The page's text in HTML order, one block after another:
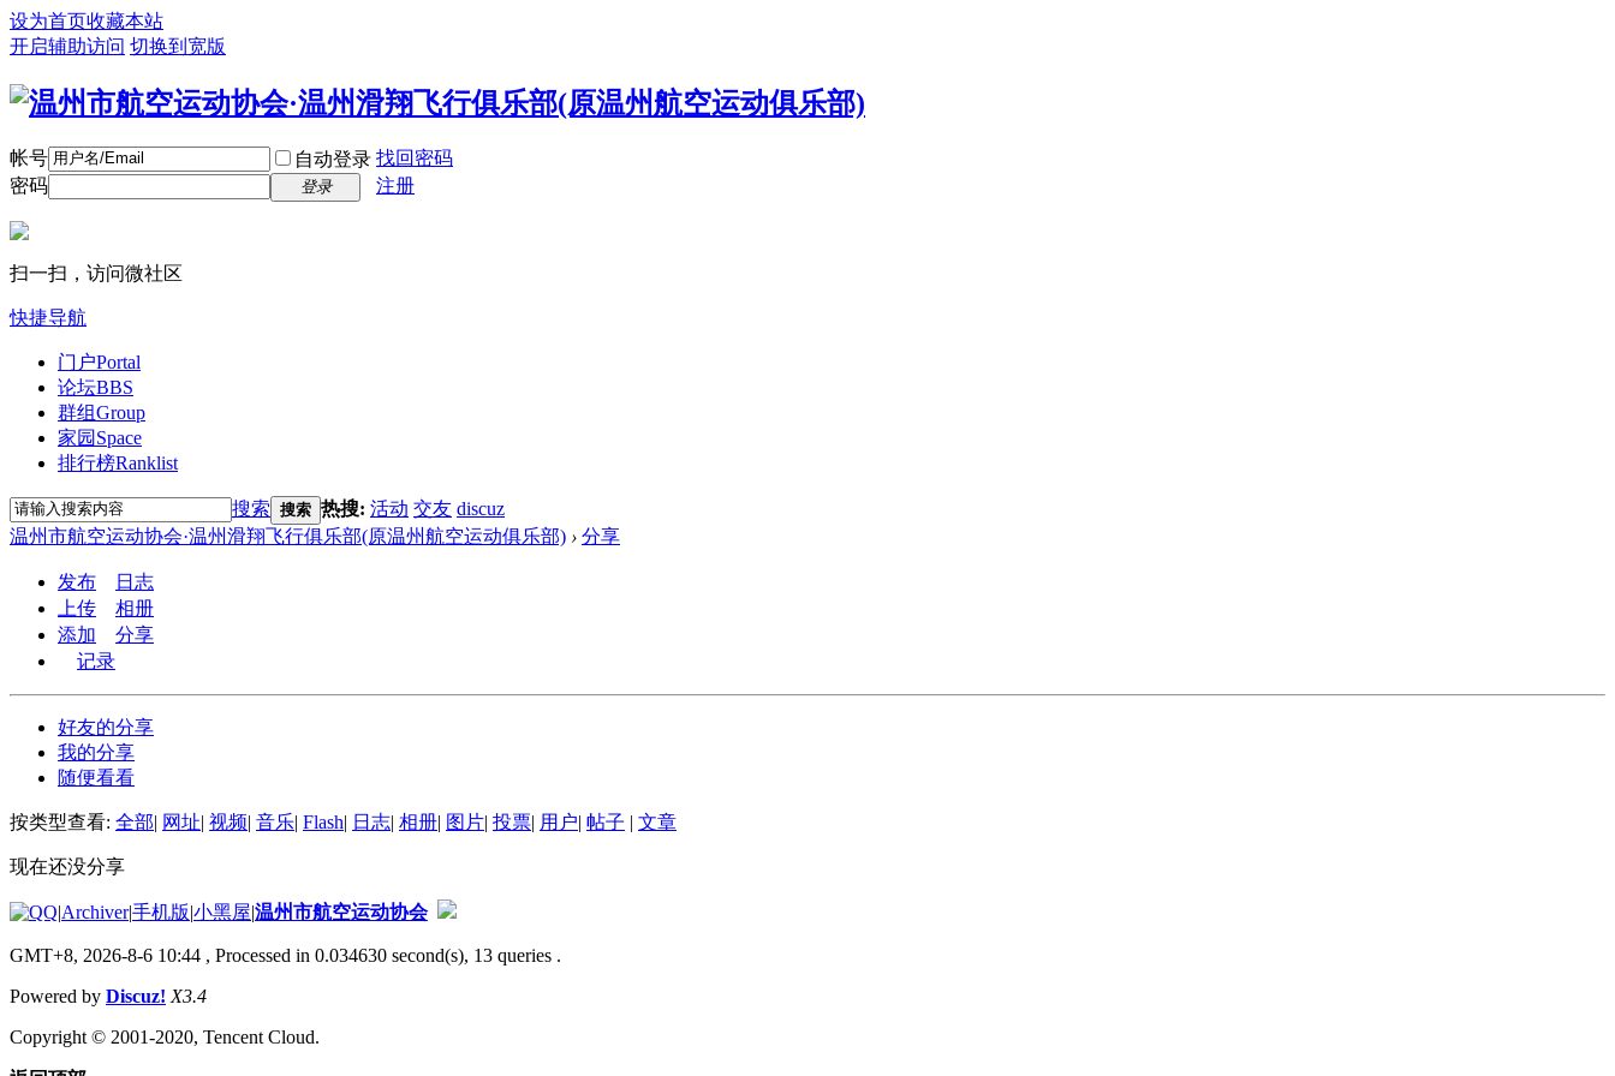
设为首页收藏本站
开启辅助访问 切换到宽版
帐号 自动登录 找回密码
密码
登录 注册
扫一扫，访问微社区
快捷导航
门户Portal
论坛BBS
群组Group
家园 Space
排行榜Ranklist
搜索 搜索 热搜: 活动 交友 discuz
温州市航空运动协会·温州滑翔飞行俱乐部(原温州航空运动俱乐部) › 分享
发布
日志
上传
相册
添加
分享
记录
好友的分享
我的分享
随便看看
按类型查看: 全部| 网址| 视频| 音乐| Flash| 日志| 相册| 图片| 投票| 用户| 帖子 | 文章
现在还没分享
|Archiver|手机版|小黑屋|温州市航空运动协会
GMT+8, 2026-8-6 10:44 , Processed in 0.034630 second(s), 13 queries .
Powered by Discuz! X3.4
Copyright © 2001-2020, Tencent Cloud.